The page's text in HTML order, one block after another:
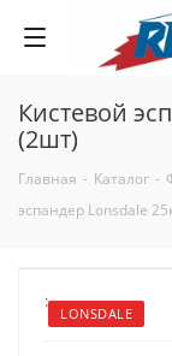
Кистевой
(2шт)
Главная - Каталог -
эспандер Lonsdale
LONSDALE
: